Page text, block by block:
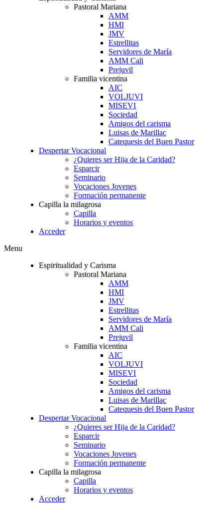
Pastoral Mariana
AMM
HMI
JMV
Estrellitas
Servidores de María
AMM Cali
Prejuvil
Familia vicentina
AIC
VOLJUVI
MISEVI
Sociedad
Amigos del carisma
Luisas de Marillac
Catequesis del Buen Pastor
Despertar Vocacional
¿Quieres ser Hija de la Caridad?
Esparcir
Seminario
Vocaciones Jovenes
Formación permanente
Capilla la milagrosa
Capilla
Horarios y eventos
Acceder
Menu
Espiritualidad y Carisma
Pastoral Mariana
AMM
HMI
JMV
Estrellitas
Servidores de María
AMM Cali
Prejuvil
Familia vicentina
AIC
VOLJUVI
MISEVI
Sociedad
Amigos del carisma
Luisas de Marillac
Catequesis del Buen Pastor
Despertar Vocacional
¿Quieres ser Hija de la Caridad?
Esparcir
Seminario
Vocaciones Jovenes
Formación permanente
Capilla la milagrosa
Capilla
Horarios y eventos
Acceder